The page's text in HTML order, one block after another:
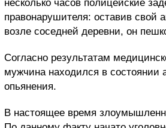
несколько часов полицейские
правонарушителя: оставив свой
возле соседней деревни, он
Согласно результатам
мужчина находился в состоянии
опьянения.
В настоящее время